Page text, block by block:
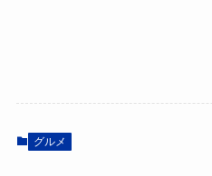
グルメ